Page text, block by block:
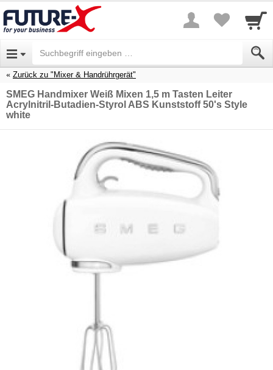
Zurück zu "Mixer & Handrührgerät"
SMEG Handmixer Weiß Mixen 1,5 m Tasten Leiter
Acrylnitril-Butadien-Styrol ABS Kunststoff 50's Style
white